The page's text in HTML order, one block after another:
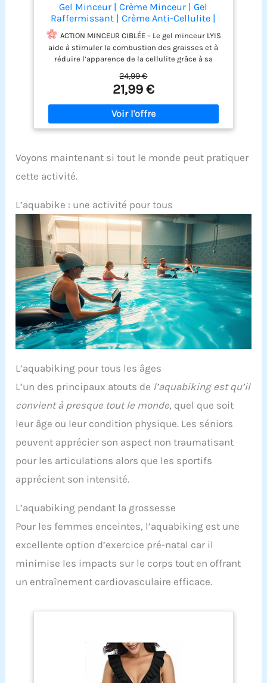
Gel Minceur | Crème Minceur | Gel
Raffermissant | Crème Anti-Cellulite |
Crème Raffermissante | Silhouette
Affinée, Peau Plus Lisse & Tonique | Testé
Dermatologiquement, Fabriqué en
France | 200Ml
ACTION MINCEUR CIBLÉE – Le gel minceur LYIS
aide à stimuler la combustion des graisses et à
réduire l’apparence de la cellulite grâce à sa
pour une silhouette visiblement plus fine et
PEAU PLUS FERME ET LISSE –
Raffermit et tonifie les zones relâchées (cuisses,
ventre, hanches) tout en améliorant la texture et
l’élasticité de la peau. Idéal pour retrouver
collante pénètre rapidement pour un massage
agréable et une efficacité optimale sans laisser
Laisse un voile délicatement parfumé sur la peau,
transformant ton rituel minceur en un moment
sensoriel et cocooning.
FABRIQUÉ EN FRANCE
& TESTÉ DERMATOLOGIQUEMENT – Élaboré selon
des normes de qualité strictes, pour une
utilisation quotidienne en toute confiance.
24,99 €
21,99 €
Voyons maintenant si tout le monde peut pratiquer
cette activité.
L’aquabike : une activité pour tous
L’aquabiking pour tous les âges
L’un des principaux atouts de l’aquabiking est qu’il
convient à presque tout le monde, quel que soit
leur âge ou leur condition physique. Les séniors
peuvent apprécier son aspect non traumatisant
pour les articulations alors que les sportifs
apprécient son intensité.
L’aquabiking pendant la grossesse
Pour les femmes enceintes, l’aquabiking est une
excellente option d’exercice pré-natal car il
minimise les impacts sur le corps tout en offrant
un entraînement cardiovasculaire efficace.